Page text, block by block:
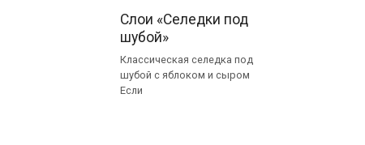
Слои «Селедки под
шубой»
Классическая селедка под
шубой с яблоком и сыром
Если